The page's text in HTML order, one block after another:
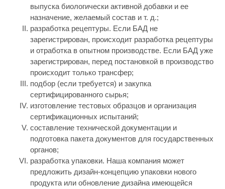
выпуска биологически активной добавки и ее
назначение, желаемый состав и т. д.;
разработка рецептуры. Если БАД не
зарегистрирован, происходит разработка рецептуры
и отработка в опытном производстве. Если БАД уже
зарегистрирован, перед постановкой в производство
происходит только трансфер;
подбор (если требуется) и закупка
сертифицированного сырья;
изготовление тестовых образцов и организация
сертификационных испытаний;
составление технической документации и
подготовка пакета документов для государственных
органов;
разработка упаковки. Наша компания может
предложить дизайн-концепцию упаковки нового
продукта или обновление дизайна имеющейся